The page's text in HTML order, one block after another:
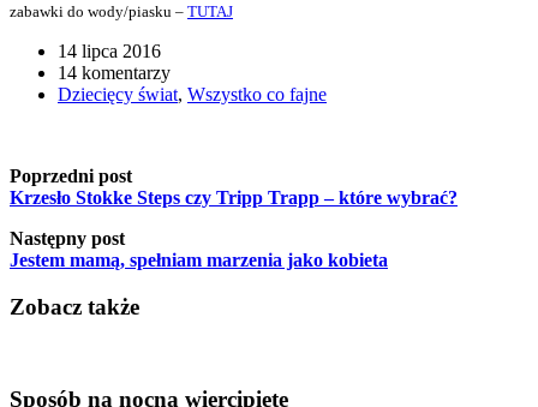
zabawki do wody/piasku – TUTAJ
14 lipca 2016
14 komentarzy
Dziecięcy świat, Wszystko co fajne
Poprzedni post
Krzesło Stokke Steps czy Tripp Trapp – które wybrać?
Następny post
Jestem mamą, spełniam marzenia jako kobieta
Zobacz także
Sposób na nocną wiercipiętę